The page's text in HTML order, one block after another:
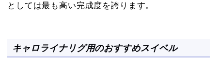
としては最も高い完成度を誇ります。
キャロライナリグ用のおすすめスイベル